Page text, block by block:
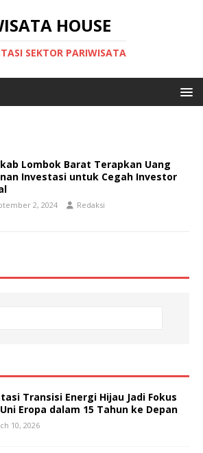
HOUSE
SEKTOR PARIWISATA
Lombok Barat Terapkan Uang
Investasi untuk Cegah Investor
2, 2024 Redaksi
Transisi Energi Hijau Jadi Fokus
Eropa dalam 15 Tahun ke Depan
10, 2026